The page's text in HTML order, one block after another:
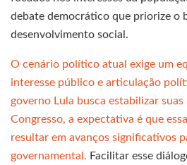
debate democrático que priorize o
desenvolvimento social.
O cenário político atual exige um
interesse público e articulação
governo Lula busca estabilizar
Congresso, a expectativa é que
resultar em avanços significativos
governamental. Facilitar esse